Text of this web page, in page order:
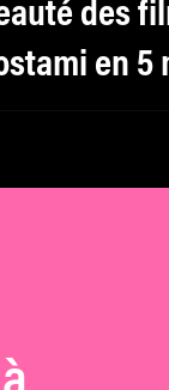
des
en 5